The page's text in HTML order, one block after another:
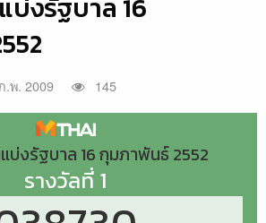
.พ. 2009 145
บ่งรัฐบาล 16 กุมภาพันธ์ 2552
รางวัลที่ 1